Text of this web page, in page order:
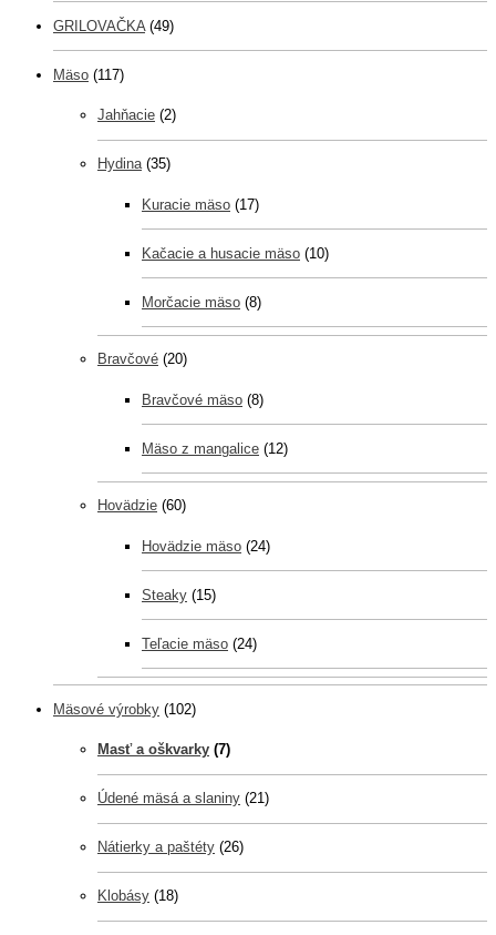
GRILOVAČKA (49)
Mäso (117)
Jahňacie (2)
Hydina (35)
Kuracie mäso (17)
Kačacie a husacie mäso (10)
Morčacie mäso (8)
Bravčové (20)
Bravčové mäso (8)
Mäso z mangalice (12)
Hovädzie (60)
Hovädzie mäso (24)
Steaky (15)
Teľacie mäso (24)
Mäsové výrobky (102)
Masť a oškvarky (7)
Údené mäsá a slaniny (21)
Nátierky a paštéty (26)
Klobásy (18)